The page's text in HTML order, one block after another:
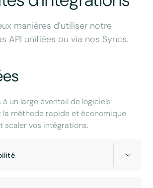
manières d'utiliser notre
API unifiées ou via nos Syncs.
un large éventail de logiciels
la méthode rapide et économique
scaler vos intégrations.